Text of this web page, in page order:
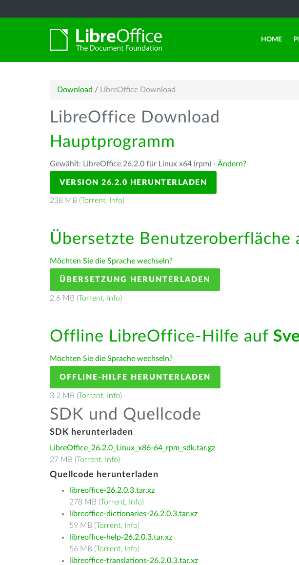
HOME
Download / LibreOffice Download
LibreOffice Download
Hauptprogramm
Gewählt: LibreOffice 26.2.0 für Linux x64 (rpm) - Ändern?
VERSION 26.2.0 HERUNTERLADEN
238 MB (Torrent, Info)
Übersetzte Benutzeroberfläche
Möchten Sie die Sprache wechseln?
ÜBERSETZUNG HERUNTERLADEN
2.6 MB (Torrent, Info)
Offline LibreOffice-Hilfe auf
Möchten Sie die Sprache wechseln?
OFFLINE-HILFE HERUNTERLADEN
3.2 MB (Torrent, Info)
SDK und Quellcode
SDK herunterladen
LibreOffice_26.2.0_Linux_x86-64_rpm_sdk.tar.gz
27 MB (Torrent, Info)
Quellcode herunterladen
libreoffice-26.2.0.3.tar.xz
278 MB (Torrent, Info)
libreoffice-dictionaries-26.2.0.3.tar.xz
59 MB (Torrent, Info)
libreoffice-help-26.2.0.3.tar.xz
56 MB (Torrent, Info)
libreoffice-translations-26.2.0.3.tar.xz